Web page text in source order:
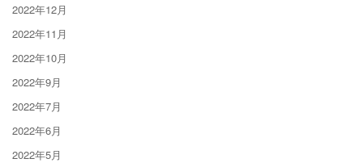
2022年12月
2022年11月
2022年10月
2022年9月
2022年7月
2022年6月
2022年5月